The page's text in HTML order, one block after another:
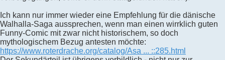
Ich kann nur immer wieder eine Empfehlung für die dänische
Walhalla-Saga aussprechen, wenn man einen wirrklich guten
Funny-Comic mit zwar nicht historischem, so doch
mythologischem Bezug antesten möchte:
https://www.roterdrache.org/catalog/Asa ... ::285.html